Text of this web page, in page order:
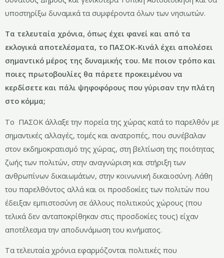
υποστηρίξω δυναμικά τα συμφέροντα όλων των νησιωτών.
Τα τελευταία χρόνια, όπως έχει φανεί και από τα
εκλογικά αποτελέσματα, το ΠΑΣΟΚ-Κινάλ έχει απολέσει
σημαντικό μέρος της δυναμικής του. Με ποιον τρόπο και
ποιες πρωτοβουλίες θα πάρετε προκειμένου να
κερδίσετε και πάλι ψηφοφόρους που γύρισαν την πλάτη
στο κόμμα;
Το ΠΑΣΟΚ άλλαξε την πορεία της χώρας κατά το παρελθόν με
σημαντικές αλλαγές, τομές και ανατροπές, που συνέβαλαν
στον εκδημοκρατισμό της χώρας, στη βελτίωση της ποιότητας
ζωής των πολιτών, στην αναγνώριση και στήριξη των
ανθρωπίνων δικαιωμάτων, στην κοινωνική δικαιοσύνη. Λάθη
του παρελθόντος αλλά και οι προσδοκίες των πολιτών που
έδειξαν εμπιστοσύνη σε άλλους πολιτικούς χώρους (που
τελικά δεν ανταποκρίθηκαν στις προσδοκίες τους) είχαν
αποτέλεσμα την αποδυνάμωση του κινήματος.
Τα τελευταία χρόνια εφαρμόζονται πολιτικές που